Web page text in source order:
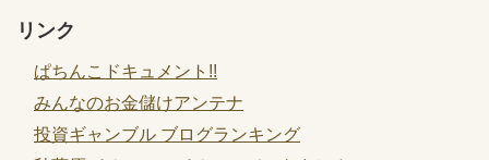
リンク
ぱちんこドキュメント!!
みんなのお金儲けアンテナ
投資ギャンブル ブログランキング